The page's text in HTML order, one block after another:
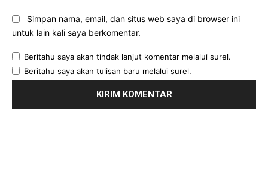
Simpan nama, email, dan situs web saya di browser ini
untuk lain kali saya berkomentar.
Beritahu saya akan tindak lanjut komentar melalui surel.
Beritahu saya akan tulisan baru melalui surel.